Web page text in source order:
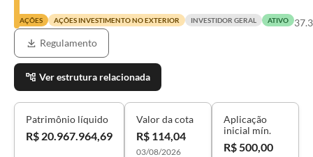
AÇÕES AÇÕES INVESTIMENTO NO EXTERIOR INVESTIDOR GERAL ATIVO
Regulamento
Ver estrutura relacionada
Patrimônio líquido
R$ 20.967.964,69
Valor da cota
R$ 114,04
03/08/2026
Aplicação
inicial mín.
R$ 500,00